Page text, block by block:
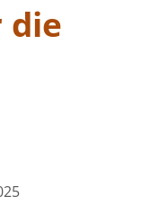
die